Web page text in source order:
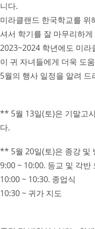
니다.
미라클랜드 한국학교를 위
셔서 학기를 잘 마무리하
2023~2024 학년에도 미라
이 귀 자녀들에게 더욱 도
5월의 행사 일정을 알려 드
** 5월 13일(토)은 기말고
다.
** 5월 20일(토)은 종강 및
9:00 ~ 10:00. 등교 및 각반
10:00 ~ 10:30. 종업식
10:30 ~ 귀가 지도